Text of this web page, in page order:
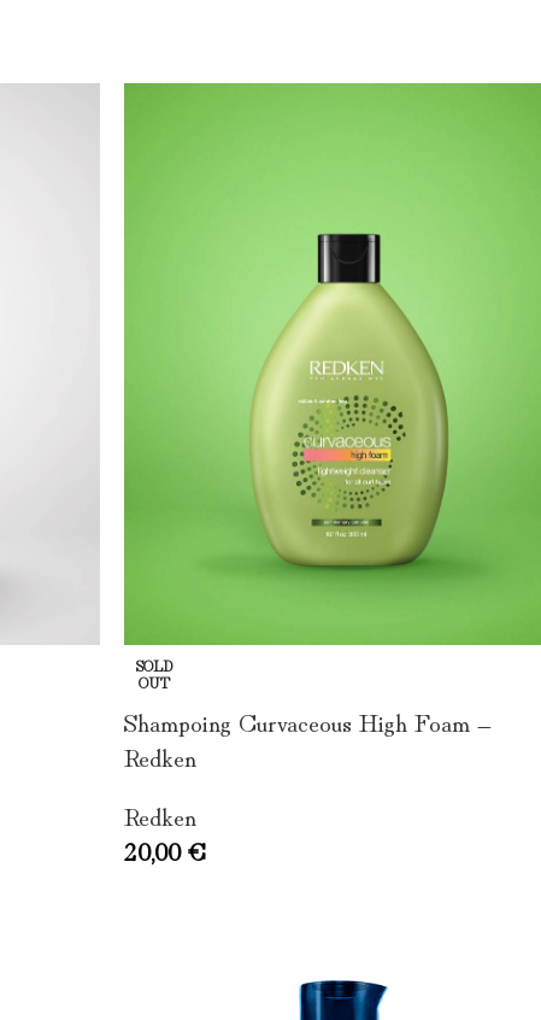
SOLD
OUT
Shampoing Curvaceous High Foam –
Redken
Redken
20,00€